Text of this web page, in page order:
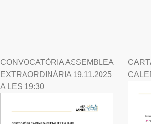
CONVOCATÒRIA ASSEMBLEA
EXTRAORDINÀRIA 19.11.2025
A LES 19:30